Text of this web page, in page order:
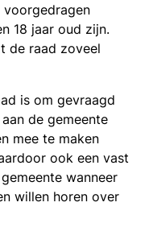
voorgedragen
18 jaar oud zijn.
de raad zoveel
is om gevraagd
de gemeente
mee te maken
ook een vast
wanneer
willen horen over